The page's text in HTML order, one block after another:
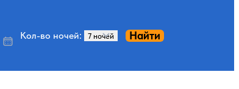
Кол-во ночей: Найти